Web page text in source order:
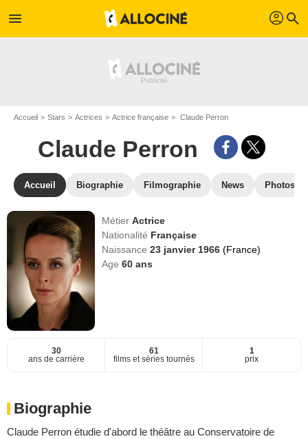
menu profil search
Accueil Stars Actrices Actrice française Claude Perron
Claude Perron
Accueil Biographie Filmographie News Photos
MétierActrice
Nationalité Française
Naissance23 janvier 1966(France)
Age60 ans
30
ans de carrière
61
films et séries tournés
1
prix
Biographie
Claude Perron étudie d'abord le théâtre au Conservatoire de